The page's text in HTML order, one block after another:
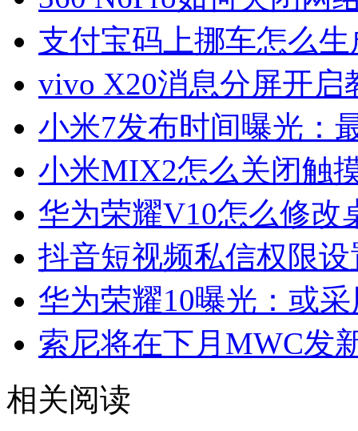
支付宝码上挪车怎么生
vivo X20消息分屏开启
小米7发布时间曝光：
小米MIX2怎么关闭触
华为荣耀V10怎么修改
抖音短视频私信权限
华为荣耀10曝光：或
索尼将在下月MWC发
相关阅读